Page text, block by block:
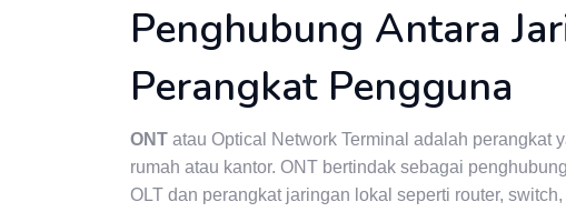
Penghubung Antara
Perangkat Pengguna
ONT atau Optical Network Terminal adalah perangkat
rumah atau kantor. ONT bertindak sebagai
OLT dan perangkat jaringan lokal seperti router,